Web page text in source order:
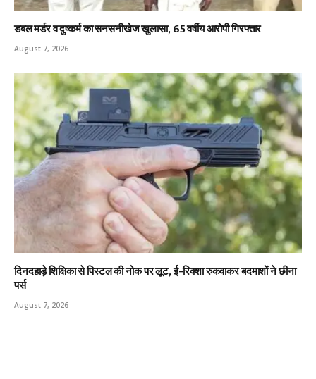
डबल मर्डर व दुष्कर्म का सनसनीखेज खुलासा, 65 वर्षीय आरोपी गिरफ्तार
August 7, 2026
दिनदहाड़े शिक्षिका से पिस्टल की नोक पर लूट, ई-रिक्शा रुकवाकर बदमाशों ने छीना
पर्स
August 7, 2026